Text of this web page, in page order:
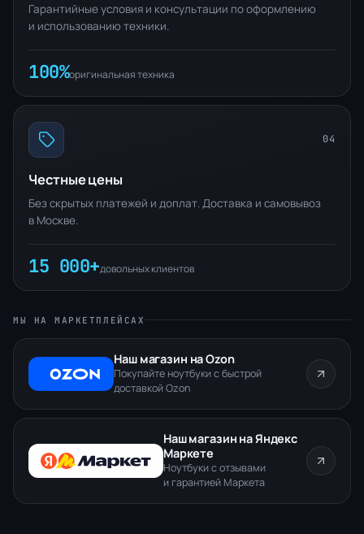
Гарантийные условия и консультации по оформлению
и использованию техники.
100%оригинальная техника
04
Честные цены
Без скрытых платежей и доплат. Доставка и самовывоз
в Москве.
15 000+довольных клиентов
МЫ НА МАРКЕТПЛЕЙСАХ
Наш магазин на Ozon
Покупайте ноутбуки с быстрой
доставкой Ozon
Наш магазин на Яндекс
Маркете
Ноутбуки с отзывами
и гарантией Маркета